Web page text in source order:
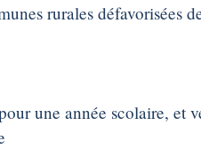
rurales
une année scolaire, et